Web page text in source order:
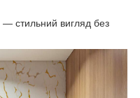
— стильний вигляд без